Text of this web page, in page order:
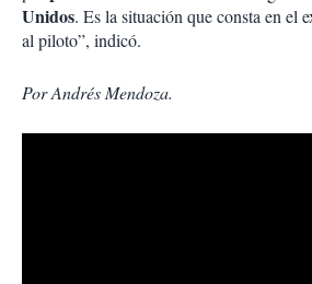
Unidos. Es la situación que consta en el
al piloto”, indicó.
Por Andrés Mendoza.